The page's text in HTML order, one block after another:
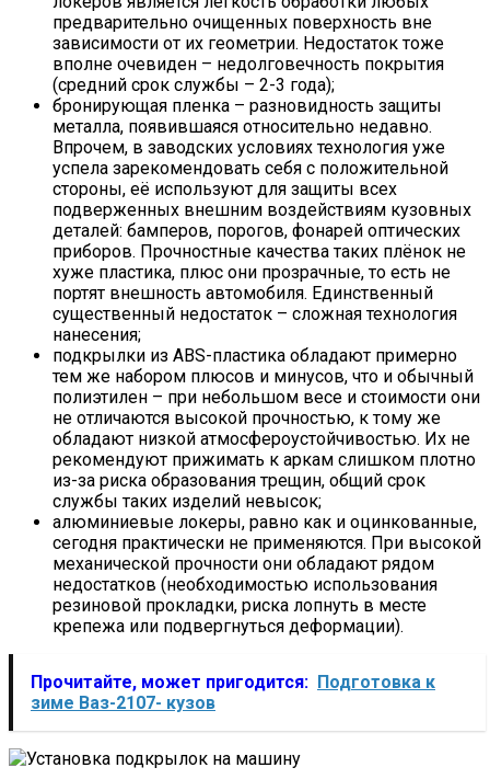
предварительно очищенных поверхность вне
зависимости от их геометрии. Недостаток тоже
вполне очевиден – недолговечность покрытия
(средний срок службы – 2-3 года);
бронирующая пленка – разновидность защиты
металла, появившаяся относительно недавно.
Впрочем, в заводских условиях технология уже
успела зарекомендовать себя с положительной
стороны, её используют для защиты всех
подверженных внешним воздействиям кузовных
деталей: бамперов, порогов, фонарей оптических
приборов. Прочностные качества таких плёнок не
хуже пластика, плюс они прозрачные, то есть не
портят внешность автомобиля. Единственный
существенный недостаток – сложная технология
нанесения;
подкрылки из ABS-пластика обладают примерно
тем же набором плюсов и минусов, что и обычный
полиэтилен – при небольшом весе и стоимости они
не отличаются высокой прочностью, к тому же
обладают низкой атмосфероустойчивостью. Их не
рекомендуют прижимать к аркам слишком плотно
из-за риска образования трещин, общий срок
службы таких изделий невысок;
алюминиевые локеры, равно как и оцинкованные,
сегодня практически не применяются. При высокой
механической прочности они обладают рядом
недостатков (необходимостью использования
резиновой прокладки, риска лопнуть в месте
крепежа или подвергнуться деформации).
Прочитайте, может пригодится: Подготовка к
зиме Ваз-2107- кузов